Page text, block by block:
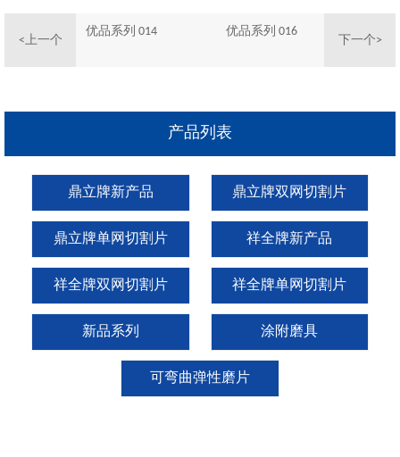
<上一个
优品系列 014
下一个>
优品系列 016
产品列表
鼎立牌新产品 鼎立牌双网切割片
鼎立牌单网切割片 祥全牌新产品
祥全牌双网切割片 祥全牌单网切割片
新品系列 涂附磨具
可弯曲弹性磨片